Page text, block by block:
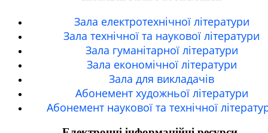
Зала електротехнічної літератури
Зала технічної та наукової літератури
Зала гуманітарної літератури
Зала економічної літератури
Зала для викладачів
Абонемент художньої літератури
Абонемент наукової та технічної